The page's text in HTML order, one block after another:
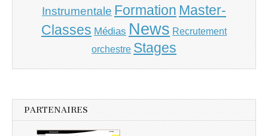
Instrumentale Formation Master-
Classes Médias News Recrutement
orchestre Stages
PARTENAIRES